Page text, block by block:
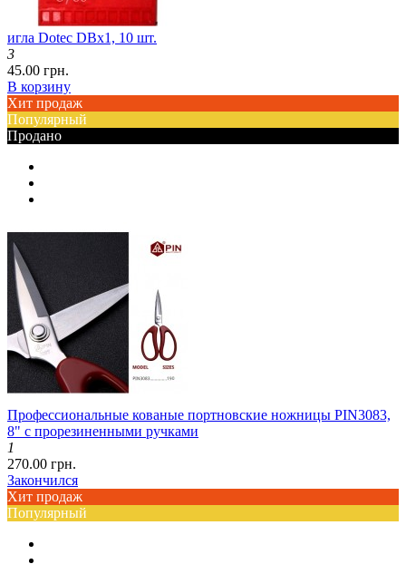
игла Dotec DBx1, 10 шт.
3
45.00 грн.
В корзину
Хит продаж
Популярный
Продано
Профессиональные кованые портновские ножницы PIN3083,
8" с прорезиненными ручками
1
270.00 грн.
Закончился
Хит продаж
Популярный